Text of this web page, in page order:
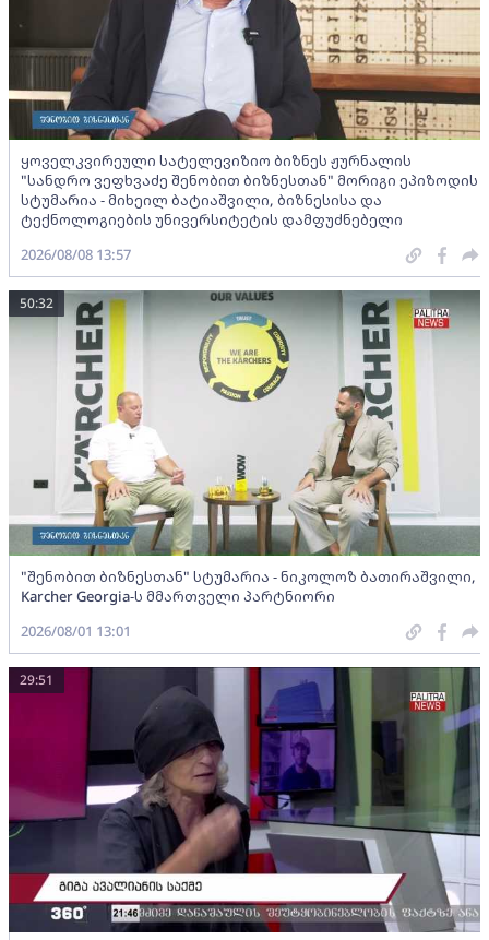
ყოველკვირეული სატელევიზიო ბიზნეს ჟურნალის
"სანდრო ვეფხვაძე შენობით ბიზნესთან" მორიგი ეპიზოდის
სტუმარია - მიხეილ ბატიაშვილი, ბიზნესისა და
ტექნოლოგიების უნივერსიტეტის დამფუძნებელი
2026/08/08 13:57
"შენობით ბიზნესთან" სტუმარია - ნიკოლოზ ბათირაშვილი,
Karcher Georgia-ს მმართველი პარტნიორი
50:32
2026/08/01 13:01
29:51